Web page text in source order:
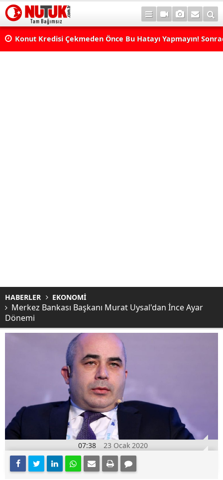
Konut Kredisi Çekmeden Önce Bu Hatayı Yapmayın!
HABERLER EKONOMİ
Merkez Bankası Başkanı Murat Uysal'dan İnce Ayar
Dönemi
07:38 23 Ocak 2020